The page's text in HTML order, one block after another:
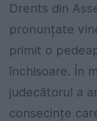
Drents din
pronunțate
primit o
închisoare. În
judecătorul a
consecințe